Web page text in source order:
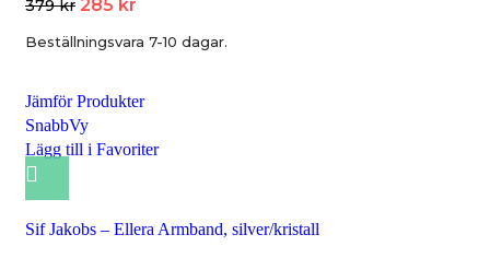
379kr 285 kr
Beställningsvara 7-10 dagar.
Jämför Produkter
SnabbVy
Lägg till i Favoriter
Sif Jakobs – Ellera Armband, silver/kristall